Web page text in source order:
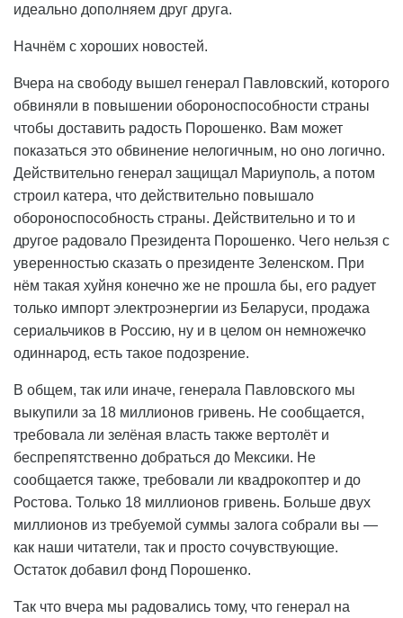
идеально дополняем друг друга.
Начнём с хороших новостей.
Вчера на свободу вышел генерал Павловский, которого
обвиняли в повышении обороноспособности страны
чтобы доставить радость Порошенко. Вам может
показаться это обвинение нелогичным, но оно логично.
Действительно генерал защищал Мариуполь, а потом
строил катера, что действительно повышало
обороноспособность страны. Действительно и то и
другое радовало Президента Порошенко. Чего нельзя с
уверенностью сказать о президенте Зеленском. При
нём такая хуйня конечно же не прошла бы, его радует
только импорт электроэнергии из Беларуси, продажа
сериальчиков в Россию, ну и в целом он немножечко
одиннарод, есть такое подозрение.
В общем, так или иначе, генерала Павловского мы
выкупили за 18 миллионов гривень. Не сообщается,
требовала ли зелёная власть также вертолёт и
беспрепятственно добраться до Мексики. Не
сообщается также, требовали ли квадрокоптер и до
Ростова. Только 18 миллионов гривень. Больше двух
миллионов из требуемой суммы залога собрали вы —
как наши читатели, так и просто сочувствующие.
Остаток добавил фонд Порошенко.
Так что вчера мы радовались тому, что генерал на